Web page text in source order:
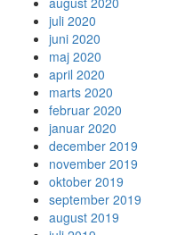
juli 2020
juni 2020
maj 2020
april 2020
marts 2020
februar 2020
januar 2020
december 2019
november 2019
oktober 2019
september 2019
august 2019